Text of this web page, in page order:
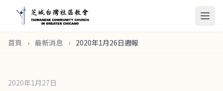
首頁 › 最新消息 › 2020年1月26日週報
2020年1月27日